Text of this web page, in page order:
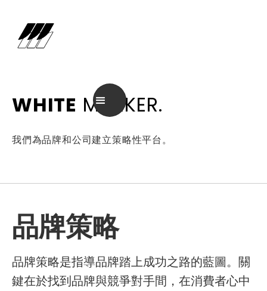
WHITE MARKER.
我們為品牌和公司建立策略性平台。
品牌策略
品牌策略是指導品牌踏上成功之路的藍圖。關
鍵在於找到品牌與競爭對手間，在消費者心中